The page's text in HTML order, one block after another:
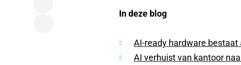
In deze blog
AI-ready hardware bestaat
AI verhuist van kantoor